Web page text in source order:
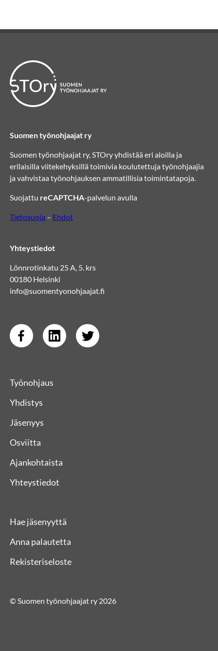
Suomen työnohjaajat ry
Suomen työnohjaajat ry, STOry yhdistää eri aloilla ja
erilaisilla viitekehyksillä toimivia koulutettuja työnohjaajia
ja vahvistaa työnohjauksen ammatillisia toimintatapoja.
Suojattu reCAPTCHA-palvelun avulla
Tietosuoja – Ehdot
Yhteystiedot
Lönnrotinkatu 25 A, 5. krs
00180 Helsinki
info@suomentyonohjaajat.fi
Työnohjaus
Yhdistys
Jäsenyys
Osviitta
Ajankohtaista
Yhteystiedot
Hae jäsenyyttä
Anna palautetta
Rekisteriseloste
© Suomen työnohjaajat ry 2026